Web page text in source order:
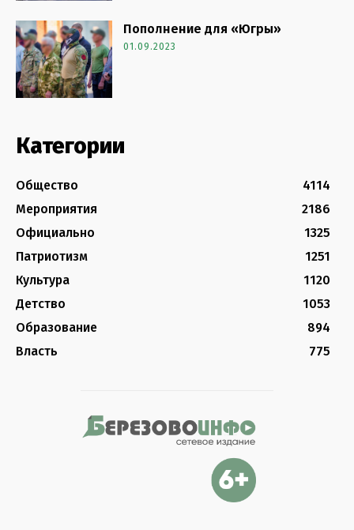
Пополнение для «Югры»
01.09.2023
Категории
Общество
4114
Мероприятия
2186
Официально
1325
Патриотизм
1251
Культура
1120
Детство
1053
Образование
894
Власть
775